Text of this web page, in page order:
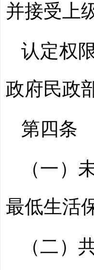
并接受上
认定权
政府民政
第四条
（一）
最低生活
（二）